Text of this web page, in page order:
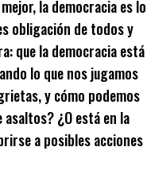
la democracia es lo
obligación de todos y
que la democracia está
lo que nos jugamos
y cómo podemos
¿O está en la
a posibles acciones